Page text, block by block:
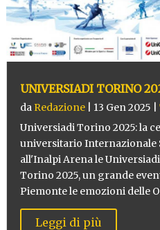
UNIVERSIADI TORINO
da Redazione| 13 Gen 2025
Universiadi Torino 2025: la
universitario Internazionale
all'Inalpi Arena le
Torino 2025, un grande
Piemonte le emozioni delle
Leggi di più